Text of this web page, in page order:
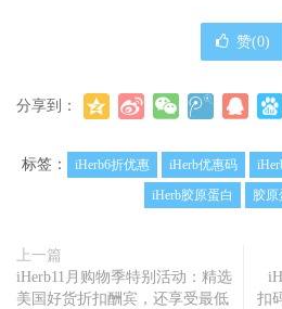
赞(0)
分享到：
标签： iHerb6折优惠 iHerb优惠码
iHerb胶原蛋白
胶原
上一篇
iHerb11月购物季特别活动：精选
美国好货折扣酬宾，还享受最低
扣